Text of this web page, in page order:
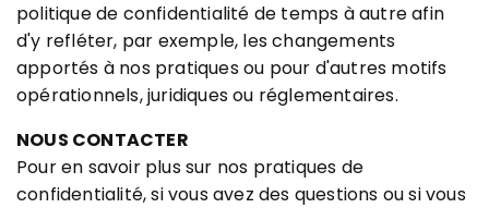
politique de confidentialité de temps à autre afin
d'y refléter, par exemple, les changements
apportés à nos pratiques ou pour d'autres motifs
opérationnels, juridiques ou réglementaires.
NOUS CONTACTER
Pour en savoir plus sur nos pratiques de
confidentialité, si vous avez des questions ou si vous